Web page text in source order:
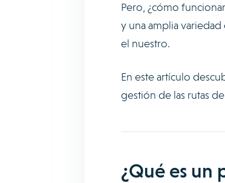
Pero, ¿cómo
y una amplia
el nuestro.
En este artículo
gestión de las rutas
¿Qué es un